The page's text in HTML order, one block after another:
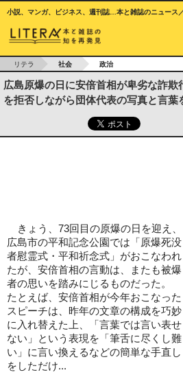
小説、マンガ、ビジネス、週刊誌…本と雑誌のニュース
リテラ 社会 政治
広島原爆の日に安倍首相が卑劣な詐欺
を拒否しながら団体代表の写真と言葉
きょう、73回目の原爆の日を迎え、
広島市の平和記念公園では「原爆死没
者慰霊式・平和祈念式」がおこなわれ
たが、安倍首相の言動は、またも被爆
者の思いを踏みにじるものだった。
たとえば、安倍首相が今年おこなった
スピーチは、昨年の文章の構成を巧妙
に入れ替えた上、「言葉では言い表せ
ない」という表現を「筆舌に尽くし難
い」に言い換えるなどの簡単な手直し
をしただけ...